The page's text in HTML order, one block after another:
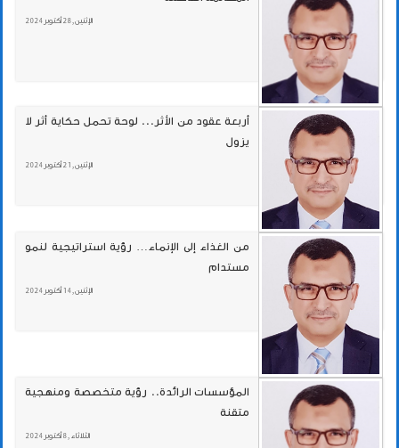
الإثنين , 28 أكتوبر 2024
أربعة عقود من الأثر... لوحة تحمل حكاية أثر لا
يزول
الإثنين , 21 أكتوبر 2024
من الغذاء إلى الإنماء… رؤية استراتيجية لنمو
مستدام
الإثنين , 14 أكتوبر 2024
المؤسسات الرائدة.. رؤية متخصصة ومنهجية
متقنة
الثلاثاء , 8 أكتوبر 2024